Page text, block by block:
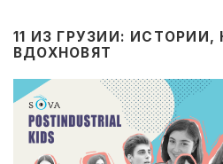
11 ИЗ ГРУЗИИ: ИСТОРИИ,
ВДОХНОВЯТ